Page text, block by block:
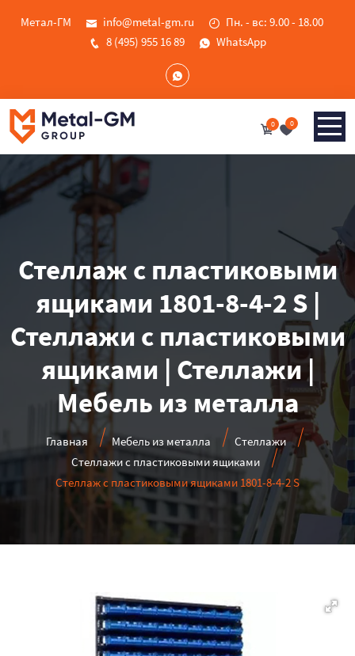
Метал-ГМ info@metal-gm.ru
Пн. - вс: 9.00 - 18.00
8 (495) 955 16 89
WhatsApp
0 0
Стеллаж с пластиковыми
ящиками 1801-8-4-2 S |
Стеллажи с пластиковыми
ящиками | Стеллажи |
Мебель из металла
Главная Мебель из металла
Стеллажи
Стеллажи с пластиковыми ящиками
Стеллаж с пластиковыми ящиками 1801-8-4-2 S